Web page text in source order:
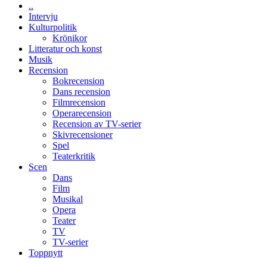
..
Intervju
Kulturpolitik
Krönikor
Litteratur och konst
Musik
Recension
Bokrecension
Dans recension
Filmrecension
Operarecension
Recension av TV-serier
Skivrecensioner
Spel
Teaterkritik
Scen
Dans
Film
Musikal
Opera
Teater
TV
TV-serier
Toppnytt